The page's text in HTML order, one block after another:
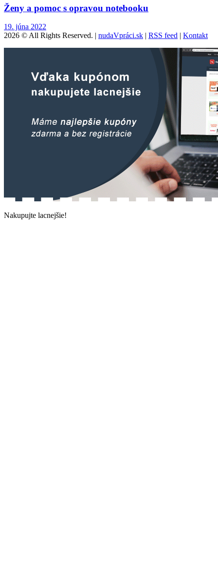
Ženy a pomoc s opravou notebooku
19. júna 2022
2026 © All Rights Reserved. | nudaVpráci.sk | RSS feed | Kontakt
Nakupujte lacnejšie!